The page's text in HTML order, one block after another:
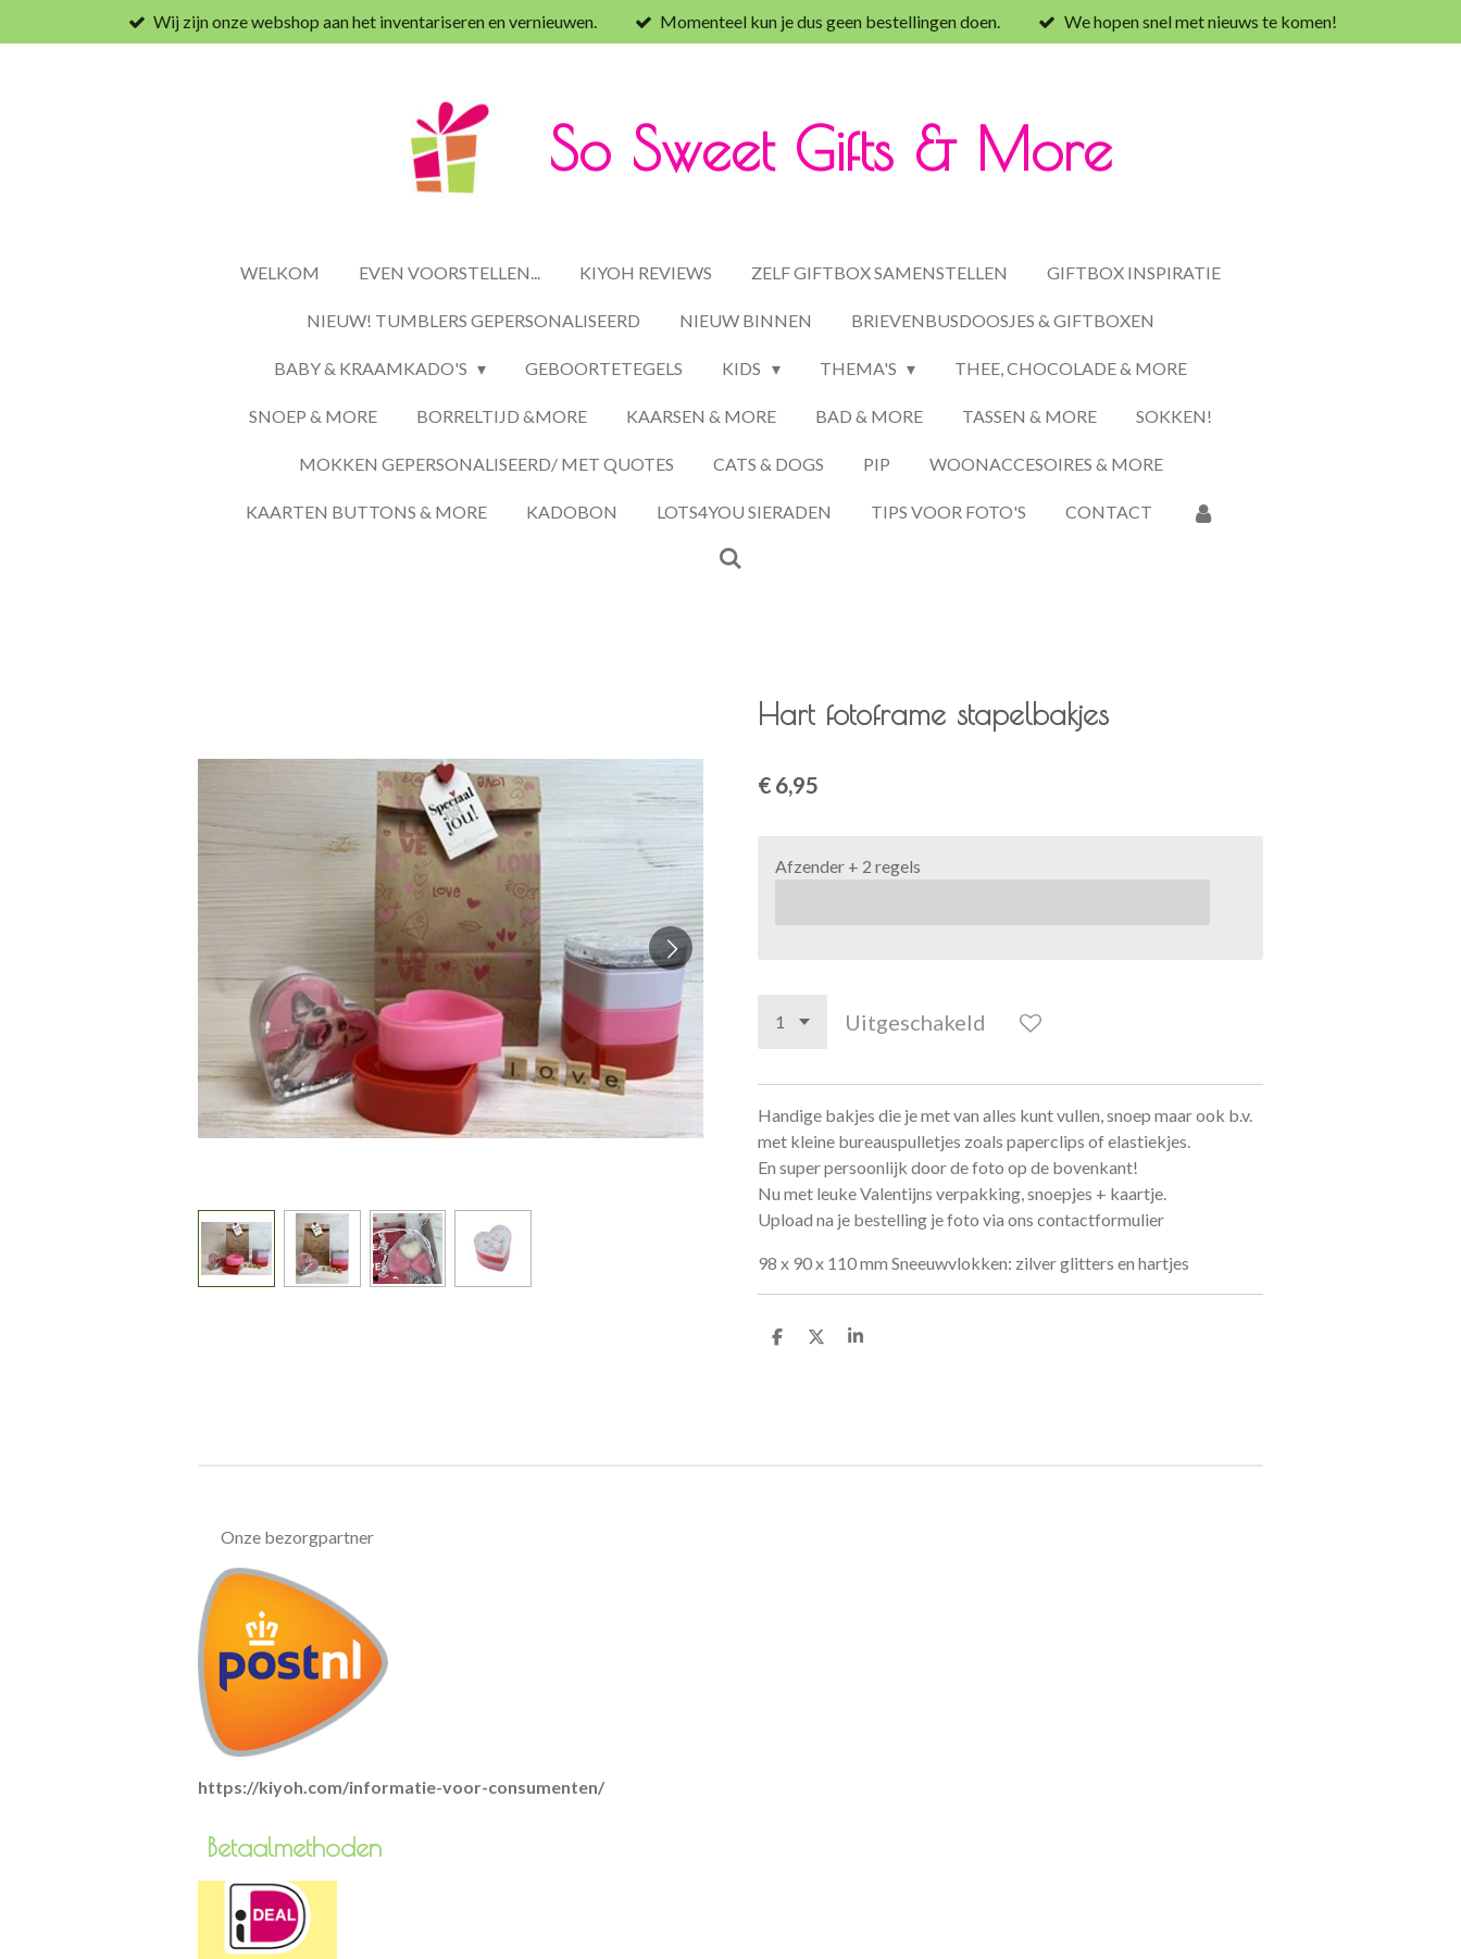
direct
Wij zijn onze webshop aan het inventariseren en vernieuwen. Momenteel kun je dus geen bestellingen doen. We hopen snel met nieuws te komen!
So Sweet Gifts & More
WELKOM EVEN VOORSTELLEN... KIYOH REVIEWS ZELF GIFTBOX SAMENSTELLEN GIFTBOX INSPIRATIE
NIEUW! TUMBLERS GEPERSONALISEERD NIEUW BINNEN BRIEVENBUSDOOSJES & GIFTBOXEN
BABY & KRAAMKADO'S GEBOORTETEGELS KIDS THEMA'S THEE, CHOCOLADE & MORE
SNOEP & MORE BORRELTIJD &MORE KAARSEN & MORE BAD & MORE TASSEN & MORE SOKKEN!
MOKKEN GEPERSONALISEERD/ MET QUOTES CATS & DOGS PIP WOONACCESOIRES & MORE
KAARTEN BUTTONS & MORE KADOBON LOTS4YOU SIERADEN TIPS VOOR FOTO'S CONTACT
Hart fotoframe stapelbakjes
€ 6,95
Afzender + 2 regels
Uitgeschakeld
Handige bakjes die je met van alles kunt vullen, snoep maar ook b.v.
met kleine bureauspulletjes zoals paperclips of elastiekjes.
En super persoonlijk door de foto op de bovenkant!
Nu met leuke Valentijns verpakking, snoepjes + kaartje.
Upload na je bestelling je foto via ons contactformulier
98 x 90 x 110 mm Sneeuwvlokken: zilver glitters en hartjes
D
D
S
Onze bezorgpartner
https://kiyoh.com/informatie-voor-consumenten/
Betaalmethoden